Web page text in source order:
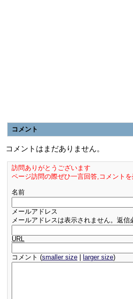
コメント
コメントはまだありません。
訪問ありがとうございます
ページ訪問の際ぜひ一言回答,コメント
名前
メールアドレス
メールアドレスは表示されません。返信
URL
コメント (smaller size larger size)